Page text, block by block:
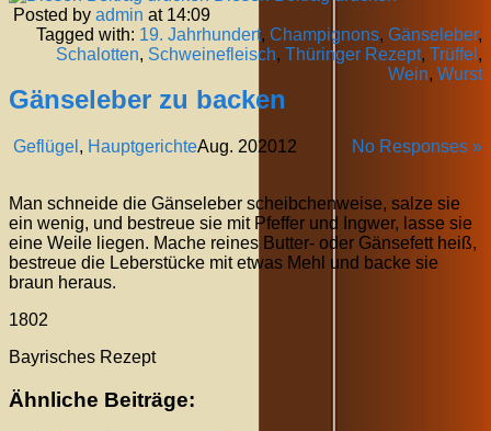
Posted by admin at 14:09
Tagged with: 19. Jahrhundert, Champignons, Gänseleber,
Schalotten, Schweinefleisch, Thüringer Rezept, Trüffel ,
Wein, Wurst
Gänseleber zu backen
Geflügel , Hauptgerichte No Responses »
Aug. 202012
Man schneide die Gänseleber scheibchenweise, salze sie
ein wenig, und bestreue sie mit Pfeffer und Ingwer, lasse sie
eine Weile liegen. Mache reines Butter- oder Gänsefett heiß,
bestreue die Leberstücke mit etwas Mehl und backe sie
braun heraus.
1802
Bayrisches Rezept
Ähnliche Beiträge: